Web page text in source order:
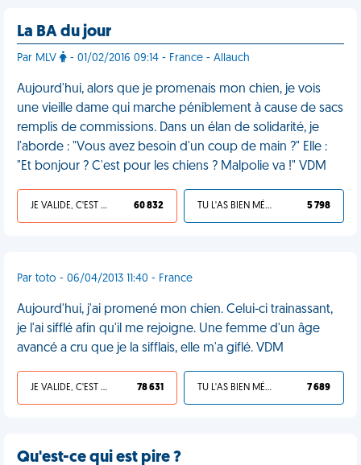
La BA du jour
Par MLV - 01/02/2016 09:14 - France - Allauch
Aujourd'hui, alors que je promenais mon chien, je vois
une vieille dame qui marche péniblement à cause de sacs
remplis de commissions. Dans un élan de solidarité, je
l'aborde : "Vous avez besoin d'un coup de main ?" Elle :
"Et bonjour ? C'est pour les chiens ? Malpolie va !" VDM
JE VALIDE, C'EST UNE VDM 60 832 TU L'AS BIEN MÉRITÉ 5 798
Par toto - 06/04/2013 11:40 - France
Aujourd'hui, j'ai promené mon chien. Celui-ci trainassant,
je l'ai sifflé afin qu'il me rejoigne. Une femme d'un âge
avancé a cru que je la sifflais, elle m'a giflé. VDM
JE VALIDE, C'EST UNE VDM 78 631 TU L'AS BIEN MÉRITÉ 7 689
Qu'est-ce qui est pire ?